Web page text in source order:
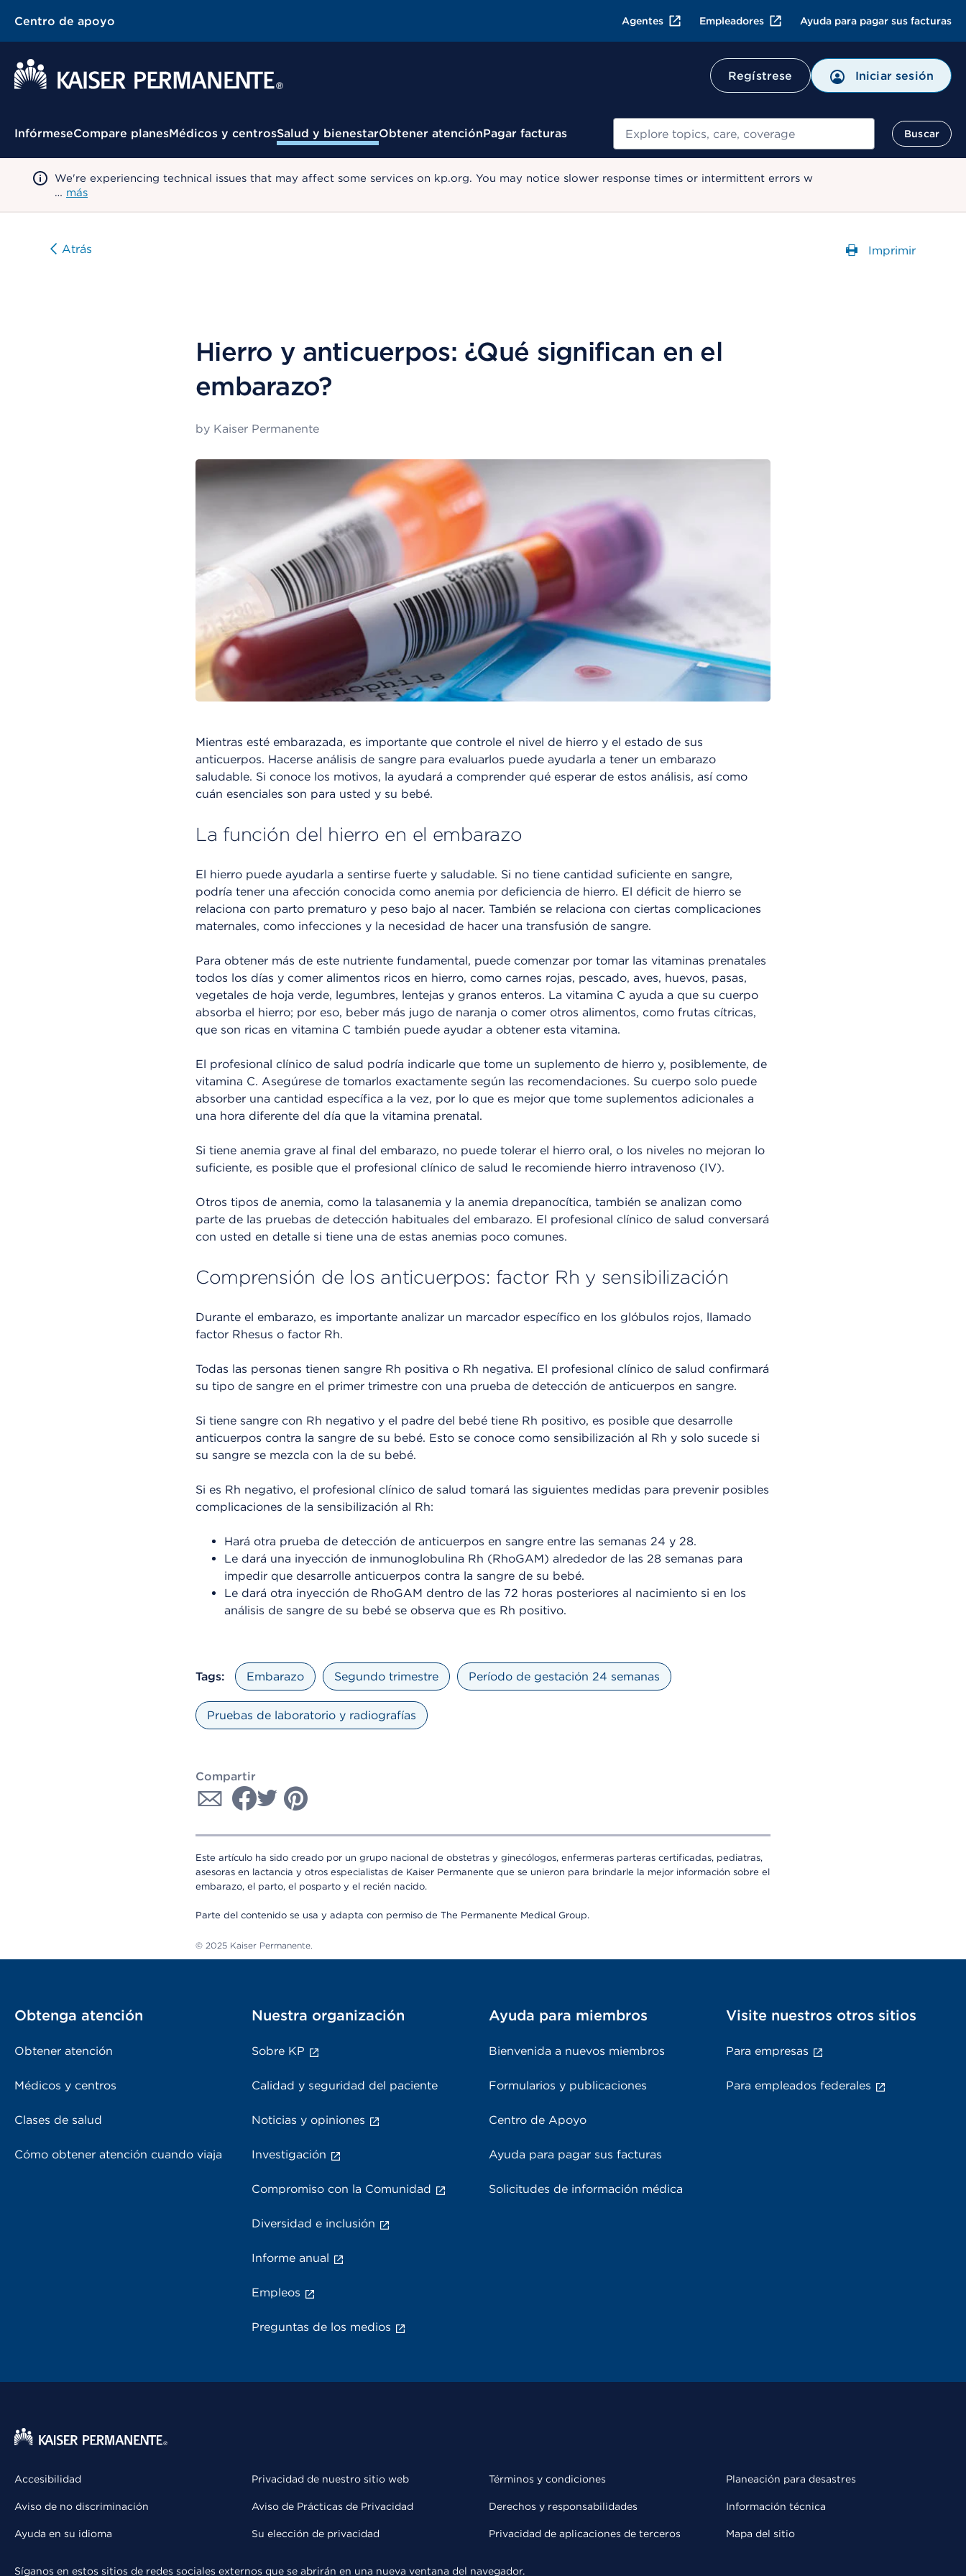
Centro de apoyo Agentes Empleadores Ayuda para pagar sus facturas
Regístrese Iniciar sesión
Menú contextual
InfórmeseCompare planesMédicos y centrosSalud y bienestarObtener atenciónPagar facturas Buscar
We're experiencing technical issues that may affect some services on kp.org. You may notice slower response times or intermittent errors w
… más
Atrás
Imprimir
Hierro y anticuerpos: ¿Qué significan en el
embarazo?
by Kaiser Permanente
Mientras esté embarazada, es importante que controle el nivel de hierro y el estado de sus
anticuerpos. Hacerse análisis de sangre para evaluarlos puede ayudarla a tener un embarazo
saludable. Si conoce los motivos, la ayudará a comprender qué esperar de estos análisis, así como
cuán esenciales son para usted y su bebé.
La función del hierro en el embarazo
El hierro puede ayudarla a sentirse fuerte y saludable. Si no tiene cantidad suficiente en sangre,
podría tener una afección conocida como anemia por deficiencia de hierro. El déficit de hierro se
relaciona con parto prematuro y peso bajo al nacer. También se relaciona con ciertas complicaciones
maternales, como infecciones y la necesidad de hacer una transfusión de sangre.
Para obtener más de este nutriente fundamental, puede comenzar por tomar las vitaminas prenatales
todos los días y comer alimentos ricos en hierro, como carnes rojas, pescado, aves, huevos, pasas,
vegetales de hoja verde, legumbres, lentejas y granos enteros. La vitamina C ayuda a que su cuerpo
absorba el hierro; por eso, beber más jugo de naranja o comer otros alimentos, como frutas cítricas,
que son ricas en vitamina C también puede ayudar a obtener esta vitamina.
El profesional clínico de salud podría indicarle que tome un suplemento de hierro y, posiblemente, de
vitamina C. Asegúrese de tomarlos exactamente según las recomendaciones. Su cuerpo solo puede
absorber una cantidad específica a la vez, por lo que es mejor que tome suplementos adicionales a
una hora diferente del día que la vitamina prenatal.
Si tiene anemia grave al final del embarazo, no puede tolerar el hierro oral, o los niveles no mejoran lo
suficiente, es posible que el profesional clínico de salud le recomiende hierro intravenoso (IV).
Otros tipos de anemia, como la talasanemia y la anemia drepanocítica, también se analizan como
parte de las pruebas de detección habituales del embarazo. El profesional clínico de salud conversará
con usted en detalle si tiene una de estas anemias poco comunes.
Comprensión de los anticuerpos: factor Rh y sensibilización
Durante el embarazo, es importante analizar un marcador específico en los glóbulos rojos, llamado
factor Rhesus o factor Rh.
Todas las personas tienen sangre Rh positiva o Rh negativa. El profesional clínico de salud confirmará
su tipo de sangre en el primer trimestre con una prueba de detección de anticuerpos en sangre.
Si tiene sangre con Rh negativo y el padre del bebé tiene Rh positivo, es posible que desarrolle
anticuerpos contra la sangre de su bebé. Esto se conoce como sensibilización al Rh y solo sucede si
su sangre se mezcla con la de su bebé.
Si es Rh negativo, el profesional clínico de salud tomará las siguientes medidas para prevenir posibles
complicaciones de la sensibilización al Rh:
Hará otra prueba de detección de anticuerpos en sangre entre las semanas 24 y 28.
Le dará una inyección de inmunoglobulina Rh (RhoGAM) alrededor de las 28 semanas para
impedir que desarrolle anticuerpos contra la sangre de su bebé.
Le dará otra inyección de RhoGAM dentro de las 72 horas posteriores al nacimiento si en los
análisis de sangre de su bebé se observa que es Rh positivo.
Tags: Embarazo Segundo trimestre Período de gestación 24 semanas
Pruebas de laboratorio y radiografías
Compartir
Este artículo ha sido creado por un grupo nacional de obstetras y ginecólogos, enfermeras parteras certificadas, pediatras,
asesoras en lactancia y otros especialistas de Kaiser Permanente que se unieron para brindarle la mejor información sobre el
embarazo, el parto, el posparto y el recién nacido.
Parte del contenido se usa y adapta con permiso de The Permanente Medical Group.
© 2025 Kaiser Permanente.
Obtenga atención
Obtener atención
Médicos y centros
Clases de salud
Cómo obtener atención cuando viaja
Nuestra organización
Sobre KP
Calidad y seguridad del paciente
Noticias y opiniones
Investigación
Compromiso con la Comunidad
Diversidad e inclusión
Informe anual
Empleos
Preguntas de los medios
Ayuda para miembros
Bienvenida a nuevos miembros
Formularios y publicaciones
Centro de Apoyo
Ayuda para pagar sus facturas
Solicitudes de información médica
Visite nuestros otros sitios
Para empresas
Para empleados federales
Accesibilidad
Aviso de no discriminación
Ayuda en su idioma
Privacidad de nuestro sitio web
Aviso de Prácticas de Privacidad
Su elección de privacidad
Términos y condiciones
Derechos y responsabilidades
Privacidad de aplicaciones de terceros
Planeación para desastres
Información técnica
Mapa del sitio
Síganos en estos sitios de redes sociales externos que se abrirán en una nueva ventana del navegador.